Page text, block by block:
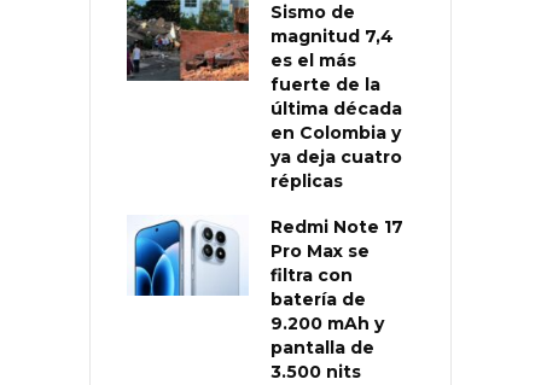
Sismo de
magnitud 7,4
es el más
fuerte de la
última década
en Colombia y
ya deja cuatro
réplicas
Redmi Note 17
Pro Max se
filtra con
batería de
9.200 mAh y
pantalla de
3.500 nits